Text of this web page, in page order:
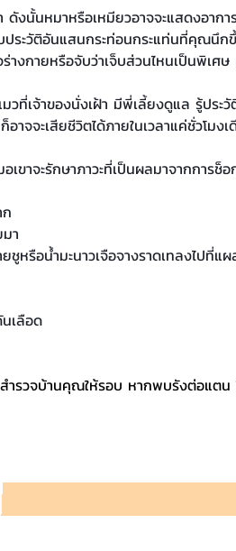
ะวัติอันแสนกระท่อนกระแท่นที่คุณนึก
งกายหรือจับว่าเจ็บส่วนไหนเป็นพิเศ
จะเสียชีวิตได้ภายในเวลาแค่ชั่วโมง
ขาจะรักษาภาวะที่เป็นผลมาจากการช็
า
ชูหรือน้ำมะนาวเจือจางราดเทลงไปที่
เลือด
รวจบ้านคุณให้รอบ หากพบรังต่อแตน